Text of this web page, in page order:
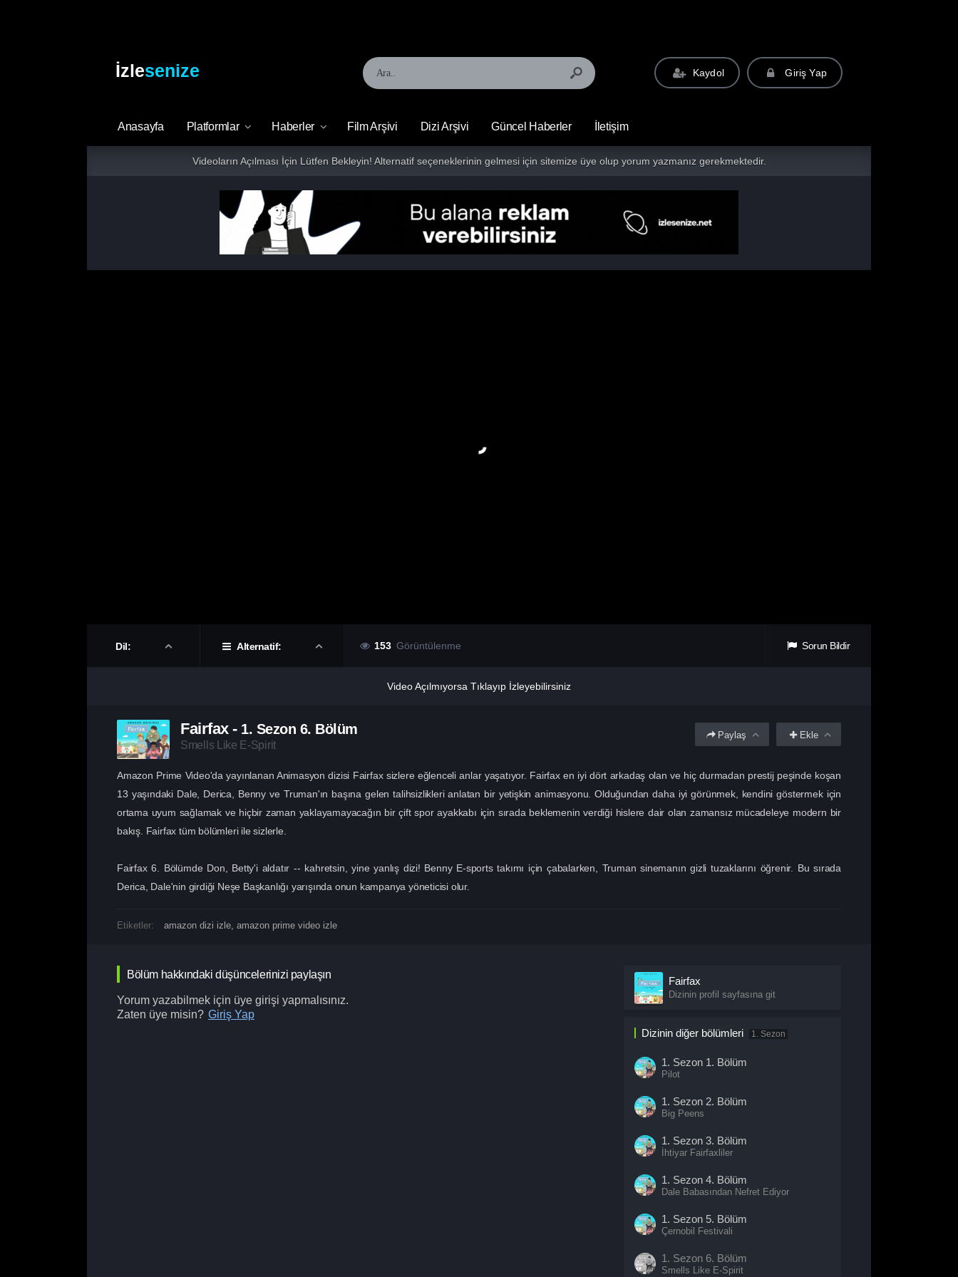
İzlesenize Kaydol Giriş Yap
Anasayfa Platformlar Haberler Film Arşivi Dizi Arşivi Güncel Haberler İletişim
Videoların Açılması İçin Lütfen Bekleyin! Alternatif seçeneklerinin gelmesi için sitemize üye olup yorum yazmanız gerekmektedir.
Dil: Alternatif: 153 Görüntülenme Sorun Bildir
Video Açılmıyorsa Tıklayıp İzleyebilirsiniz
Fairfax- 1. Sezon 6. Bölüm
Smells Like E-Spirit
Ekle
Paylaş
Amazon Prime Video'da yayınlanan Animasyon dizisi Fairfax sizlere eğlenceli anlar yaşatıyor. Fairfax en iyi dört arkadaş olan ve hiç durmadan prestij peşinde koşan
13 yaşındaki Dale, Derica, Benny ve Truman'ın başına gelen talihsizlikleri anlatan bir yetişkin animasyonu. Olduğundan daha iyi görünmek, kendini göstermek için
ortama uyum sağlamak ve hiçbir zaman yaklayamayacağın bir çift spor ayakkabı için sırada beklemenin verdiği hislere dair olan zamansız mücadeleye modern bir
bakış. Fairfax tüm bölümleri ile sizlerle.
Fairfax 6. Bölümde Don, Betty'i aldatır -- kahretsin, yine yanlış dizi! Benny E-sports takımı için çabalarken, Truman sinemanın gizli tuzaklarını öğrenir. Bu sırada
Derica, Dale'nin girdiği Neşe Başkanlığı yarışında onun kampanya yöneticisi olur.
Etiketler: amazon dizi izle, amazon prime video izle
Bölüm hakkındaki düşüncelerinizi paylaşın
Yorum yazabilmek için üye girişi yapmalısınız.
Zaten üye misin? Giriş Yap
Fairfax
Dizinin profil sayfasına git
Dizinin diğer bölümleri 1. Sezon
1. Sezon 1. Bölüm
Pilot
1. Sezon 2. Bölüm
Big Peens
1. Sezon 3. Bölüm
İhtiyar Fairfaxliler
1. Sezon 4. Bölüm
Dale Babasından Nefret Ediyor
1. Sezon 5. Bölüm
Çernobil Festivali
1. Sezon 6. Bölüm
Smells Like E-Spirit